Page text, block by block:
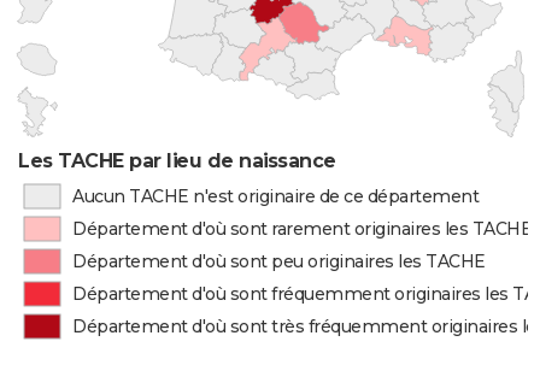
Les TACHE par lieu de naissance
Aucun TACHE n'est originaire de ce département
Département d'où sont rarement originaires les TACHE
Département d'où sont peu originaires les TACHE
Département d'où sont fréquemment originaires les
Département d'où sont très fréquemment originaires